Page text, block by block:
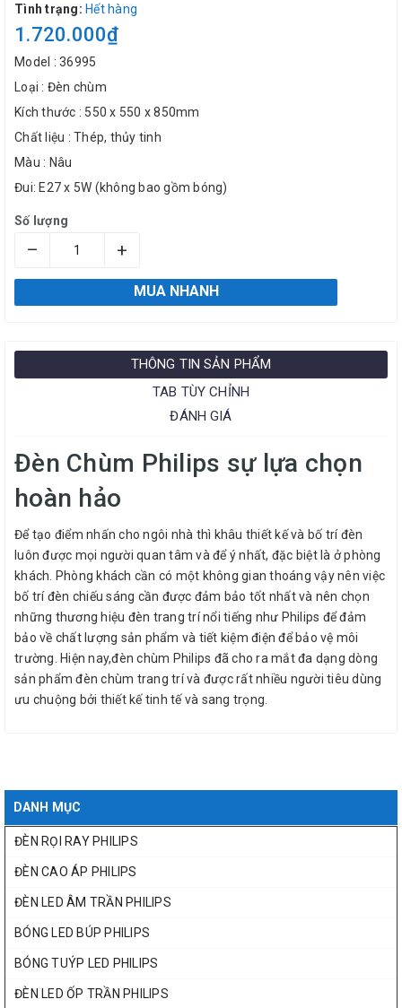
Tình trạng: Hết hàng
1.720.000₫
Model : 36995
Loại : Đèn chùm
Kích thước : 550 x 550 x 850mm
Chất liệu : Thép, thủy tinh
Màu : Nâu
Đui: E27 x 5W (không bao gồm bóng)
Số lượng
– +
MUA NHANH
THÔNG TIN SẢN PHẨM
TAB TÙY CHỈNH
ĐÁNH GIÁ
Đèn Chùm Philips sự lựa chọn
hoàn hảo
Để tạo điểm nhấn cho ngôi nhà thì khâu thiết kế và bố trí đèn
luôn được mọi người quan tâm và để ý nhất, đặc biệt là ở phòng
khách. Phòng khách cần có một không gian thoáng vậy nên việc
bố trí đèn chiếu sáng cần được đảm bảo tốt nhất và nên chọn
những thương hiệu đèn trang trí nổi tiếng như Philips để đảm
bảo về chất lượng sản phẩm và tiết kiệm điện để bảo vệ môi
trường. Hiện nay,đèn chùm Philips đã cho ra mắt đa dạng dòng
sản phẩm đèn chùm trang trí và được rất nhiều người tiêu dùng
ưu chuộng bởi thiết kế tinh tế và sang trọng.
DANH MỤC
ĐÈN RỌI RAY PHILIPS
ĐÈN CAO ÁP PHILIPS
ĐÈN LED ÂM TRẦN PHILIPS
BÓNG LED BÚP PHILIPS
BÓNG TUÝP LED PHILIPS
ĐÈN LED ỐP TRẦN PHILIPS